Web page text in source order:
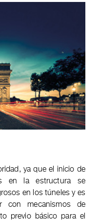
ya que el inicio de
en la estructura se
en los túneles y es
con mecanismos de
previo básico para el